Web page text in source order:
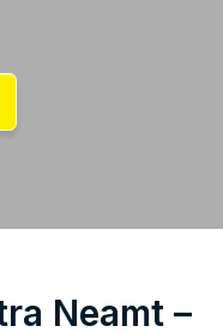
Neamt –